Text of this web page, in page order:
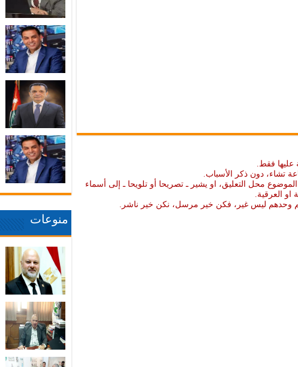
عليها فقط.
تشاء، دون ذكر الأسباب.
محل التعليق، او يشير ـ تصريحا أو تلويحا ـ إلى أسماء
او العرقية.
وحدهم ليس غير، فكن خير مرسل، نكن خير ناشر.
منوعات